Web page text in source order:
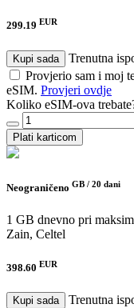
299.19 EUR
Kupi sada
Trenutna
Provjerio sam i moj
eSIM. Provjeri ovdje
Koliko eSIM-ova
Plati karticom
Neograničeno GB / 20 dani
1 GB dnevno pri
Zain, Celtel
398.60 EUR
Kupi sada
Trenutna